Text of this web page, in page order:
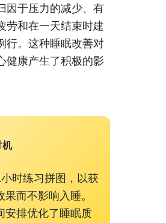
因于压力的减少、有
劳和在一天结束时建
行。这种睡眠改善对
健康产生了积极的影
机
时练习拼图，以获
而不影响入睡。
安排优化了睡眠质